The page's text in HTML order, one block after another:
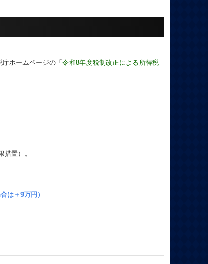
ホームページの「 令和8年度税制改正による所得税
置）。
は＋9万円）